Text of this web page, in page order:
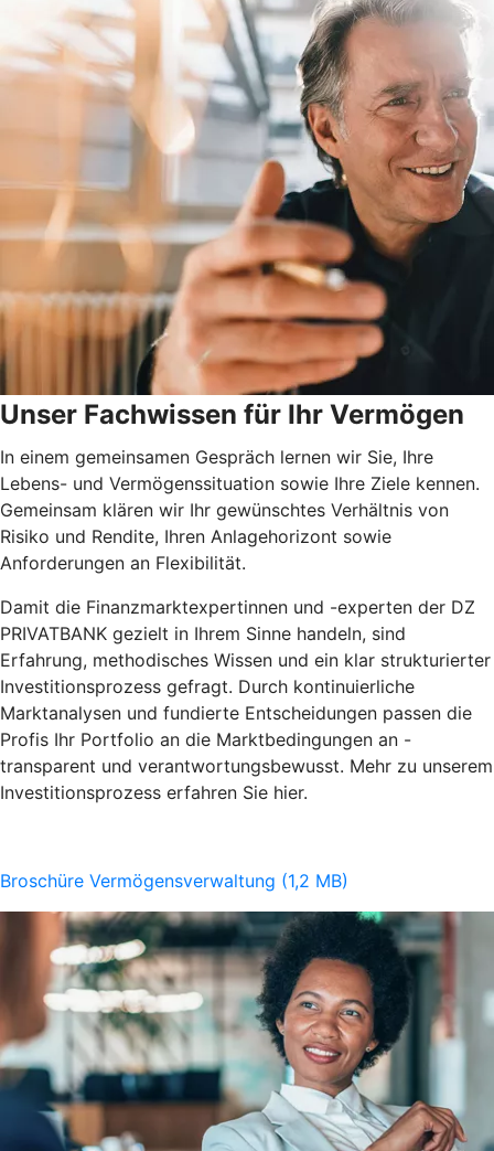
Unser Fachwissen für Ihr Vermögen
In einem gemeinsamen Gespräch lernen wir Sie, Ihre
Lebens- und Vermögenssituation sowie Ihre Ziele kennen.
Gemeinsam klären wir Ihr gewünschtes Verhältnis von
Risiko und Rendite, Ihren Anlagehorizont sowie
Anforderungen an Flexibilität.
Damit die Finanzmarktexpertinnen und -experten der DZ
PRIVATBANK gezielt in Ihrem Sinne handeln, sind
Erfahrung, methodisches Wissen und ein klar strukturierter
Investitionsprozess gefragt. Durch kontinuierliche
Marktanalysen und fundierte Entscheidungen passen die
Profis Ihr Portfolio an die Marktbedingungen an -
transparent und verantwortungsbewusst. Mehr zu unserem
Investitionsprozess erfahren Sie hier.
Broschüre Vermögensverwaltung (1,2 MB)